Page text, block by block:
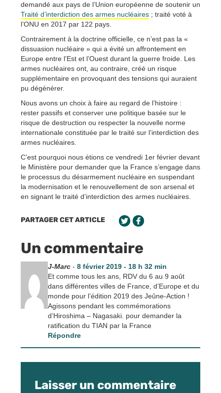
demandé aux pays de l’Union européenne de soutenir un
Traité d’interdiction des armes nucléaires ; traité voté à
l’ONU en 2017 par 122 pays.
Contrairement à la doctrine officielle, ce n’est pas la «
dissuasion nucléaire » qui a évité un affrontement en
Europe entre l’Est et l’Ouest durant la guerre froide. Les
armes nucléaires ont, au contraire, créé un risque
supplémentaire en provoquant des tensions qui auraient
pu dégénérer.
Nous avons un choix à faire au regard de l’histoire :
rester passifs et conserver une politique basée sur le
risque de destruction ou respecter la nouvelle norme
internationale constituée par le traité sur l’interdiction des
armes nucléaires.
C’est pourquoi nous étions ce vendredi 1er février devant
le Ministère pour demander que la France s’engage dans
le processus du désarmement nucléaire en suspendant
la modernisation et le renouvellement de son arsenal et
en signant le traité d’interdiction des armes nucléaires.
PARTAGER CET ARTICLE
Un commentaire
J-Marc- 8 février 2019 - 18 h 32 min
Et comme tous les ans, RDV du 6 au 9 août
dans différentes villes de France, d’Europe et du
monde pour l’édition 2019 des Jeûne-Action !
Agissons pendant les commémorations
d’Hiroshima – Nagasaki. pour demander la
ratification du TIAN par la France
Répondre
Laisser un commentaire